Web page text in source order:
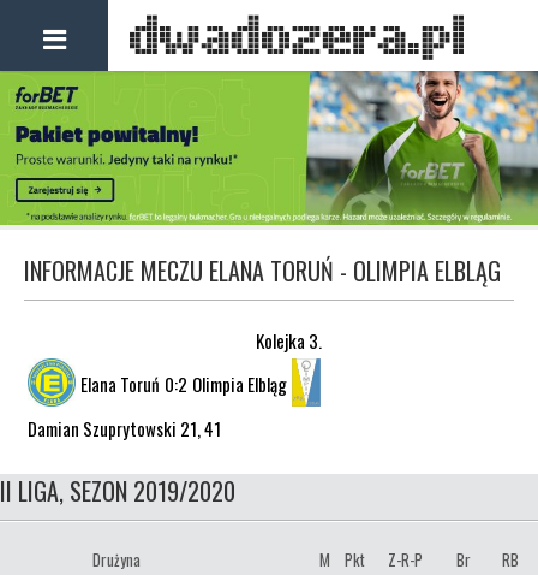
INFORMACJE MECZU ELANA TORUŃ - OLIMPIA ELBLĄG
Kolejka 3.
Elana Toruń 0:2 Olimpia Elbląg
Damian Szuprytowski 21, 41
II LIGA, SEZON 2019/2020
Drużyna M Pkt Z-R-P Br
RB